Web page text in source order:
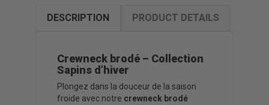
DESCRIPTION PRODUCT DETAILS
Crewneck brodé – Collection
Sapins d’hiver
Plongez dans la douceur de la saison
froide avec notre crewneck brodé